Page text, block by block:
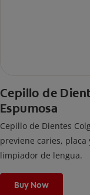
Cepillo de
Espumosa
Cepillo de Dientes
previene caries, placa
limpiador de lengua.
Buy Now